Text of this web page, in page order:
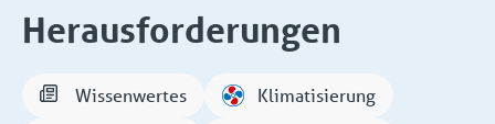
Herausforderungen
Wissenwertes
Klimatisierung